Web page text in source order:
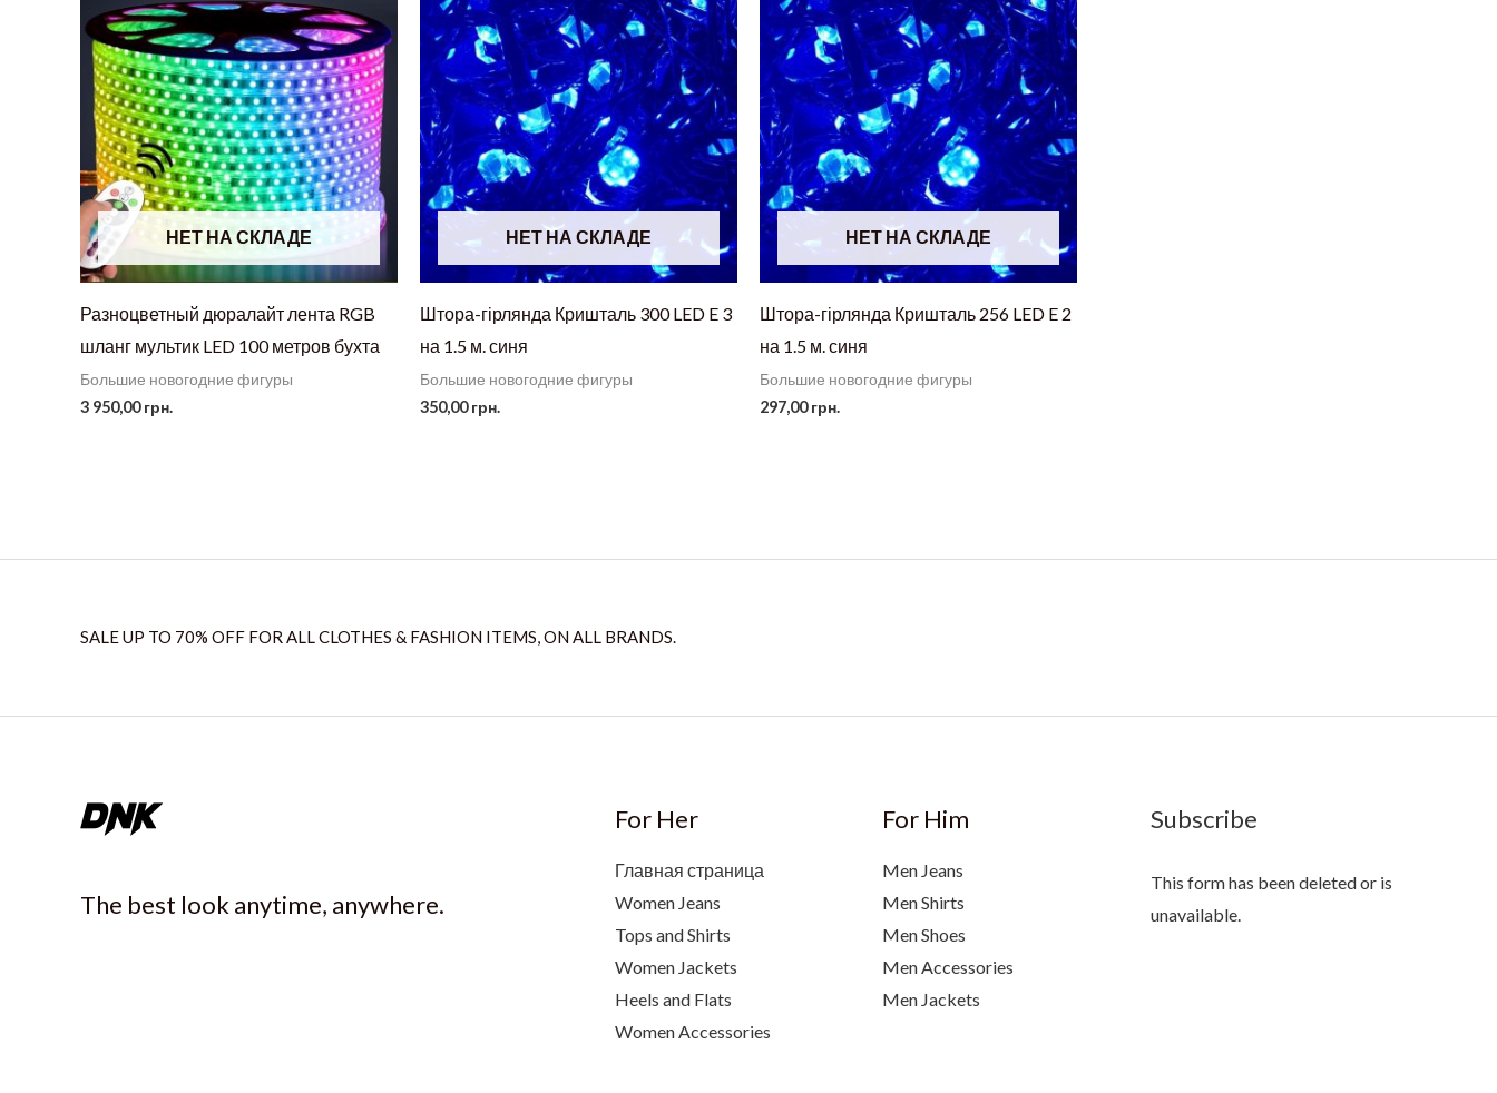
НЕТ НА СКЛАДЕ
Разноцветный дюралайт лента RGB
шланг мультик LED 100 метров бухта
Большие новогодние фигуры
3 950,00грн.
НЕТ НА СКЛАДЕ
Штора-гірлянда Кришталь 300 LED E 3
на 1.5 м. синя
Большие новогодние фигуры
350,00грн.
НЕТ НА СКЛАДЕ
Штора-гірлянда Кришталь 256 LED E 2
на 1.5 м. синя
Большие новогодние фигуры
297,00грн.
SALE UP TO 70% OFF FOR ALL CLOTHES & FASHION ITEMS, ON ALL BRANDS.
The best look anytime, anywhere.
For Her
Главная страница
Women Jeans
Tops and Shirts
Women Jackets
Heels and Flats
Women Accessories
For Him
Men Jeans
Men Shirts
Men Shoes
Men Accessories
Men Jackets
Subscribe
This form has been deleted or is
unavailable.